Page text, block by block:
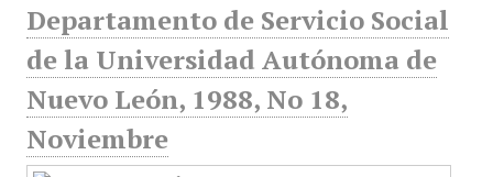
Departamento de Servicio Social
de la Universidad Autónoma de
Nuevo León, 1988, No 18,
Noviembre